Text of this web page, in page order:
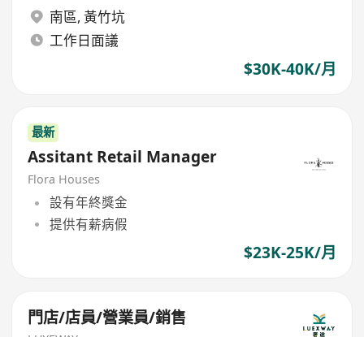
南區, 黃竹坑
工作日面議
$30K-40K/月
最新
Assitant Retail Manager
Flora Houses
設有年終獎金
提供有薪病假
$23K-25K/月
門店/店員/營業員/銷售